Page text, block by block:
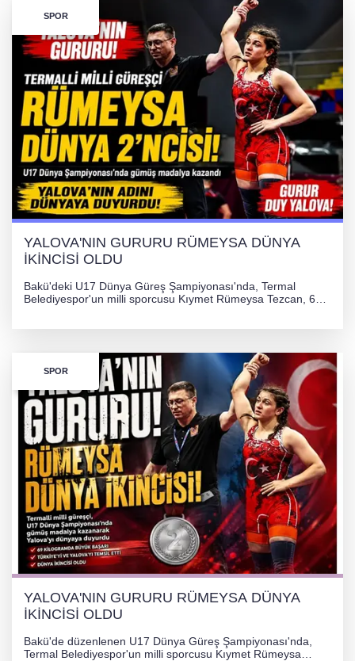
SPOR
YALOVA'NIN GURURU RÜMEYSA DÜNYA
İKİNCİSİ OLDU
Bakü'deki U17 Dünya Güreş Şampiyonası'nda, Termal
Belediyespor'un milli sporcusu Kıymet Rümeysa Tezcan, 69
SPOR
YALOVA'NIN GURURU RÜMEYSA DÜNYA
İKİNCİSİ OLDU
Bakü'de düzenlenen U17 Dünya Güreş Şampiyonası'nda,
Termal Belediyespor'un milli sporcusu Kıymet Rümeysa